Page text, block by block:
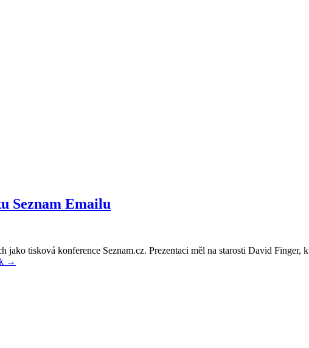
Seznam Emailu
jako tisková konference Seznam.cz. Prezentaci měl na starosti David
→